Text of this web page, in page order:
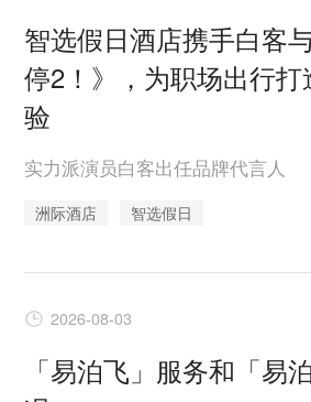
智选假日酒店携手白客
停2！》，为职场出行打
验
实力派演员白客出任品牌代言人
洲际酒店 智选假日
2026-08-03
「易泊飞」服务和「易